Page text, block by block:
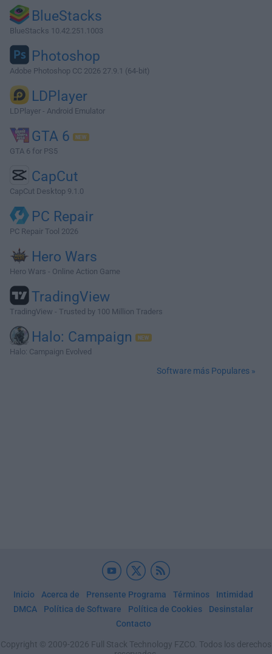
BlueStacks
BlueStacks 10.42.251.1003
Photoshop
Adobe Photoshop CC 2026 27.9.1 (64-bit)
LDPlayer
LDPlayer - Android Emulator
GTA 6
GTA 6 for PS5
CapCut
CapCut Desktop 9.1.0
PC Repair
PC Repair Tool 2026
Hero Wars
Hero Wars - Online Action Game
TradingView
TradingView - Trusted by 100 Million Traders
Halo: Campaign
Halo: Campaign Evolved
Software más Populares »
Inicio Acerca de Prensente Programa Términos
Intimidad
DMCA
Política de Software Política de Cookies
Desinstalar
Contacto
Copyright © 2009-2026 Full Stack Technology FZCO. Todos los derechos